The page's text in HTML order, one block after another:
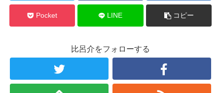
Pocket LINE コピー
比呂介をフォローする